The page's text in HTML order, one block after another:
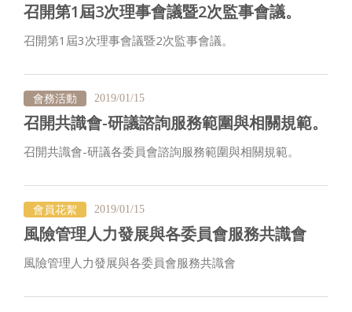
召開第1屆3次理事會議暨2次監事會議。
召開第1屆3次理事會議暨2次監事會議。
會務活動 2019/01/15
召開共識會-研議諮詢服務範圍與相關規範。
召開共識會-研議各委員會諮詢服務範圍與相關規範。
會員花絮 2019/01/15
風險管理人力發展與各委員會服務共識會
風險管理人力發展與各委員會服務共識會